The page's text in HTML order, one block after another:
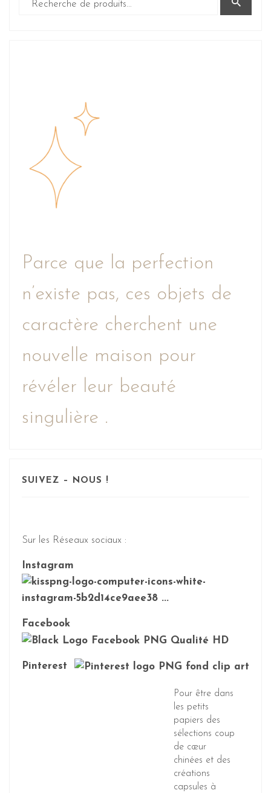
Parce que la perfection
n’existe pas, ces objets de
caractère cherchent une
nouvelle maison pour
révéler leur beauté
singulière .
SUIVEZ – NOUS !
Sur les Réseaux sociaux :
Instagram
Facebook
Pinterest
Pour être dans
les petits
papiers des
sélections coup
de cœur
chinées et des
créations
capsules à